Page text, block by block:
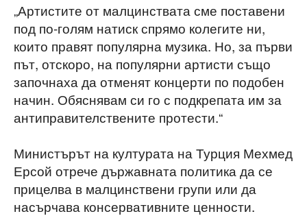
„Артистите от малцинствата сме поставени
под по-голям натиск спрямо колегите ни,
които правят популярна музика. Но, за първи
път, отскоро, на популярни артисти също
започнаха да отменят концерти по подобен
начин. Обяснявам си го с подкрепата им за
антиправителствените протести.“
Министърът на културата на Турция Мехмед
Ерсой отрече държавната политика да се
прицелва в малцинствени групи или да
насърчава консервативните ценности.